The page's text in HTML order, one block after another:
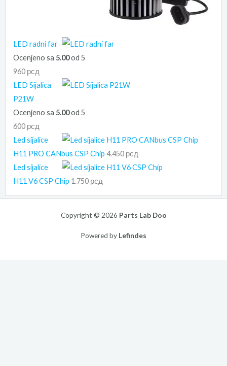
LED radni far
Ocenjeno sa 5.00od 5
960 рсд
LED Sijalica
P21W
Ocenjeno sa 5.00od 5
600 рсд
Led sijalice
H11 PRO CANbus CSP Chip 4.450 рсд
Led sijalice
H11 V6 CSP Chip 1.750 рсд
Copyright © 2026 Parts Lab Doo
Powered by Lefindes